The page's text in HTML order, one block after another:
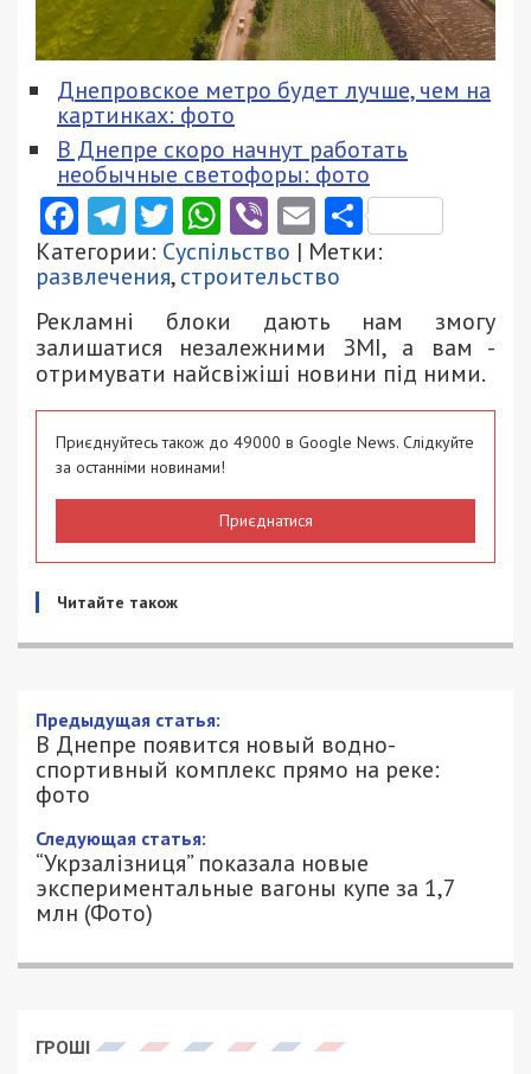
Днепровское метро будет лучше, чем на
картинках: фото
В Днепре скоро начнут работать
необычные светофоры: фото
Facebook
Telegram
Twitter
WhatsApp
ViberEmail
Категории: Суспільство | Метки:
развлечения,строительство
Рекламні блоки дають нам змогу
залишатися незалежними ЗМІ, а вам -
отримувати найсвіжіші новини під ними.
Приєднуйтесь також до 49000 в Google News. Слідкуйте
за останніми новинами!
Приєднатися
Читайте також
В Днепре появится новый водно-
спортивный комплекс прямо на реке:
фото
12/02/2022 - 17:00
ПЕТРО ЩУКІН - СПЕЦИАЛЬНО ДЛЯ
49000.COM.UA
2414
стартовать строительство нового водно-
Никита Реутов в группе BuilDnepr в Facebook.